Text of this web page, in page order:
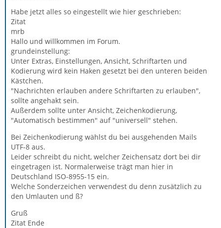
Habe jetzt alles so eingestellt wie hier geschrieben:
Zitat
mrb
Hallo und willkommen im Forum.
grundeinstellung:
Unter Extras, Einstellungen, Ansicht, Schriftarten und
Kodierung wird kein Haken gesetzt bei den unteren beiden
Kästchen.
"Nachrichten erlauben andere Schriftarten zu erlauben",
sollte angehakt sein.
Außerdem sollte unter Ansicht, Zeichenkodierung,
"Automatisch bestimmen" auf "universell" stehen.
Bei Zeichenkodierung wählst du bei ausgehenden Mails
UTF-8 aus.
Leider schreibt du nicht, welcher Zeichensatz dort bei dir
eingetragen ist. Normalerweise trägt man hier in
Deutschland ISO-8955-15 ein.
Welche Sonderzeichen verwendest du denn zusätzlich zu
den Umlauten und ß?
Gruß
Zitat Ende